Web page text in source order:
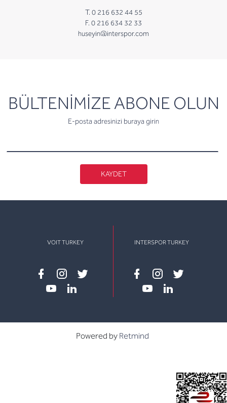
T. 0 216 632 44 55
F. 0 216 634 32 33
huseyin@interspor.com
BÜLTENİMİZE ABONE OLUN
E-posta adresinizi buraya girin
newsletter
KAYDET
VOIT TURKEY
Facebook
instagram
twitter
INTERSPOR TURKEY
Facebook
instagram
twitter
Powered by Retmind